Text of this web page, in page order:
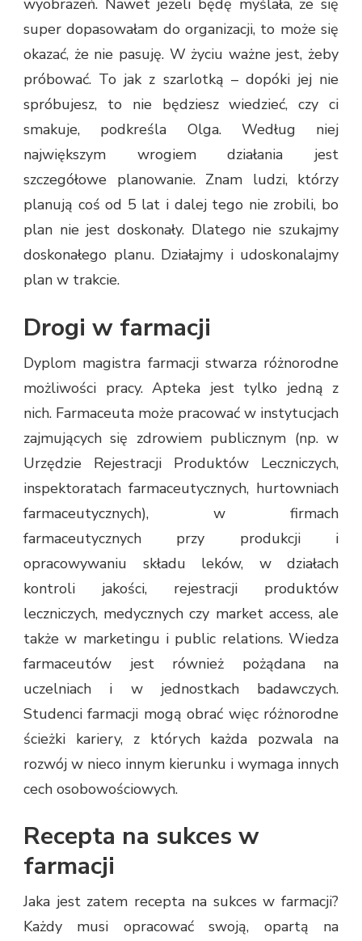
super dopasowałam do organizacji, to może się
okazać, że nie pasuję. W życiu ważne jest, żeby
próbować. To jak z szarlotką – dopóki jej nie
spróbujesz, to nie będziesz wiedzieć, czy ci
smakuje, podkreśla Olga. Według niej
największym wrogiem działania jest
szczegółowe planowanie. Znam ludzi, którzy
planują coś od 5 lat i dalej tego nie zrobili, bo
plan nie jest doskonały. Dlatego nie szukajmy
doskonałego planu. Działajmy i udoskonalajmy
plan w trakcie.
Drogi w farmacji
Dyplom magistra farmacji stwarza różnorodne
możliwości pracy. Apteka jest tylko jedną z
nich. Farmaceuta może pracować w instytucjach
zajmujących się zdrowiem publicznym (np. w
Urzędzie Rejestracji Produktów Leczniczych,
inspektoratach farmaceutycznych, hurtowniach
farmaceutycznych), w firmach
farmaceutycznych przy produkcji i
opracowywaniu składu leków, w działach
kontroli jakości, rejestracji produktów
leczniczych, medycznych czy market access, ale
także w marketingu i public relations. Wiedza
farmaceutów jest również pożądana na
uczelniach i w jednostkach badawczych.
Studenci farmacji mogą obrać więc różnorodne
ścieżki kariery, z których każda pozwala na
rozwój w nieco innym kierunku i wymaga innych
cech osobowościowych.
Recepta na sukces w
farmacji
Jaka jest zatem recepta na sukces w farmacji?
Każdy musi opracować swoją, opartą na